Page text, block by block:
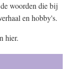
woorden die bij
en hobby's.
hier.